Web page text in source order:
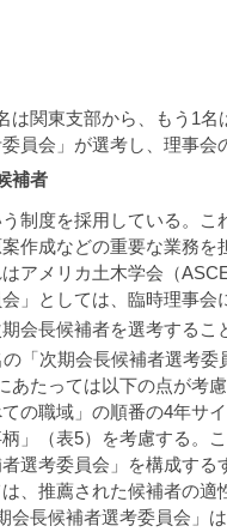
関東支部から、もう1
員会」が選考し、理事会
補者
制度を採用している。こ
案作成などの重要な業務
アメリカ土木学会（
」としては、臨時理事
会長候補者を選考するこ
「次期会長候補者選考委
あたっては以下の点が考
の職域」の順番の4年サ
」（表5）を考慮する。
選考委員会」を構成す
、推薦された候補者の
長候補者選考委員会」